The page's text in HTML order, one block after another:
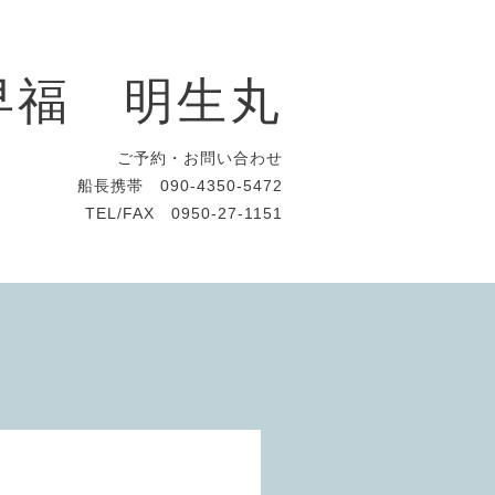
福 明生丸
ご予約・お問い合わせ
船長携帯 090-4350-5472
TEL/FAX 0950-27-1151